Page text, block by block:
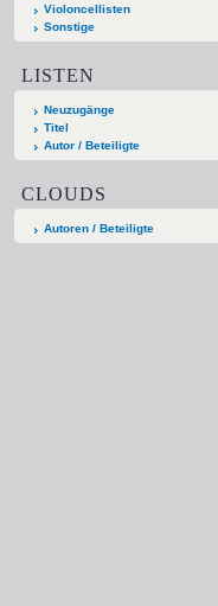
Violoncellisten
Sonstige
LISTEN
Neuzugänge
Titel
Autor / Beteiligte
CLOUDS
Autoren / Beteiligte